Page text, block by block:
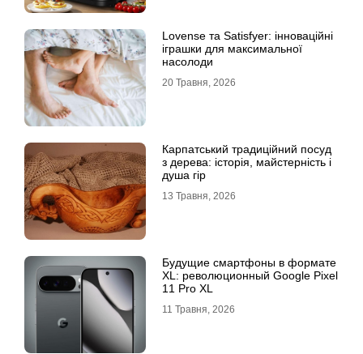
Lovense та Satisfyer: інноваційні
іграшки для максимальної
насолоди
20 Травня, 2026
Карпатський традиційний посуд
з дерева: історія, майстерність і
душа гір
13 Травня, 2026
Будущие смартфоны в формате
XL: революционный Google Pixel
11 Pro XL
11 Травня, 2026